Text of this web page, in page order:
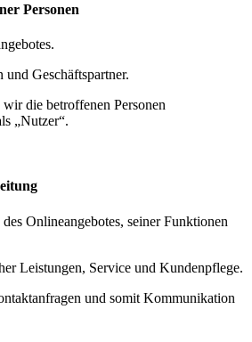
Personen
Geschäftspartner.
die betroffenen Personen
„Nutzer“.
Onlineangebotes, seiner Funktionen
Leistungen, Service und Kundenpflege.
und somit Kommunikation